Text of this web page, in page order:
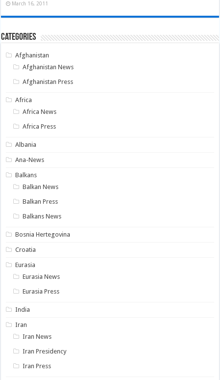
March 16, 2011
Categories
Afghanistan
Afghanistan News
Afghanistan Press
Africa
Africa News
Africa Press
Albania
Ana-News
Balkans
Balkan News
Balkan Press
Balkans News
Bosnia Hertegovina
Croatia
Eurasia
Eurasia News
Eurasia Press
India
Iran
Iran News
Iran Presidency
Iran Press